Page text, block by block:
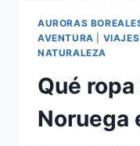
AURORAS
AVENTURA
NATURALEZA
Qué
Noruega